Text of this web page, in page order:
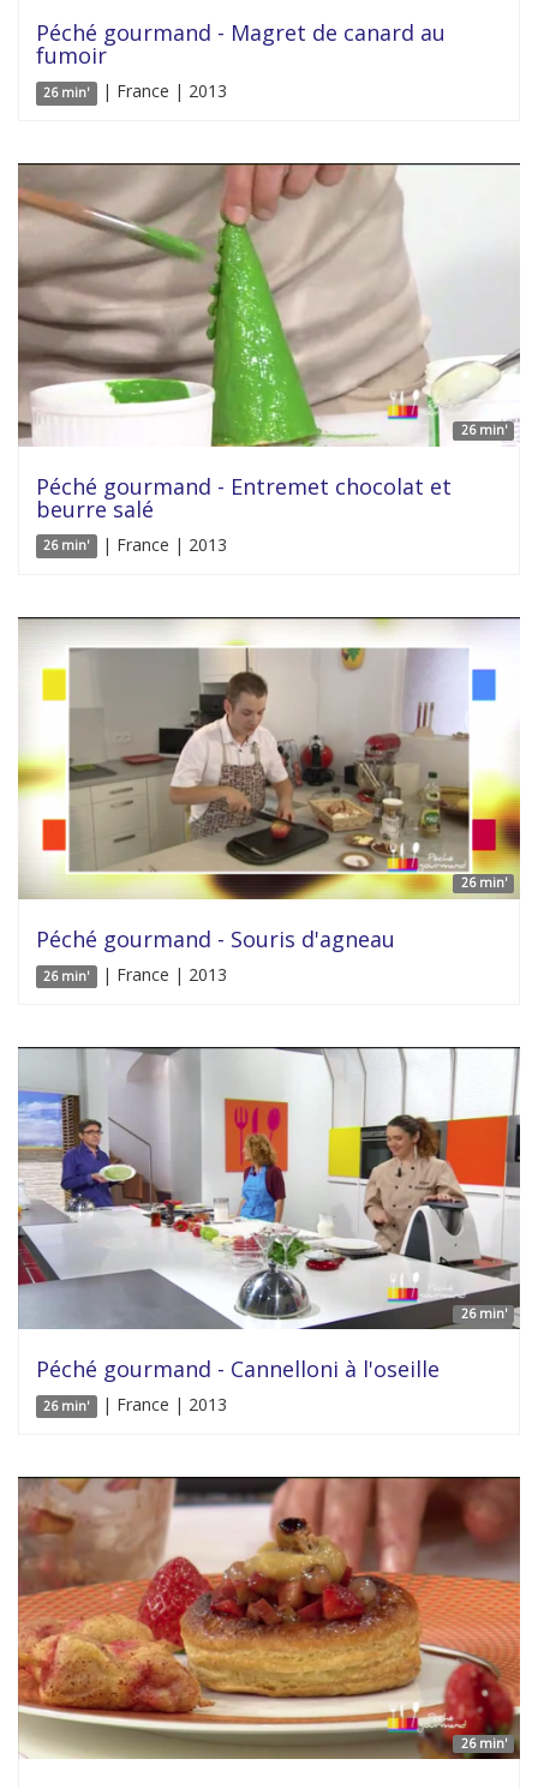
Péché gourmand - Magret de canard au
fumoir
26 min' | France | 2013
26 min'
Péché gourmand - Entremet chocolat et
beurre salé
26 min' | France | 2013
26 min'
Péché gourmand - Souris d'agneau
26 min' | France | 2013
26 min'
Péché gourmand - Cannelloni à l'oseille
26 min' | France | 2013
26 min'